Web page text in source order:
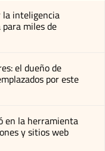
la inteligencia
miles de
el dueño de
por este
en la herramienta
y sitios web